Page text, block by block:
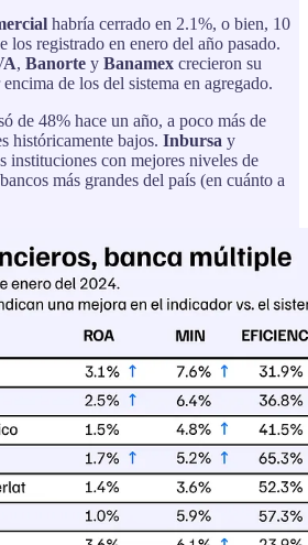
habría cerrado en 2.1%, o bien, 10
los registrado en enero del año pasado.
, Banorte y Banamex crecieron su
de los del sistema en agregado.
de 48% hace un año, a poco más de
históricamente bajos. Inbursa y
instituciones con mejores niveles de
más grandes del país (en cuánto a